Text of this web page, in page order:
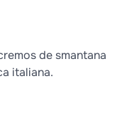
de smantana
italiana.